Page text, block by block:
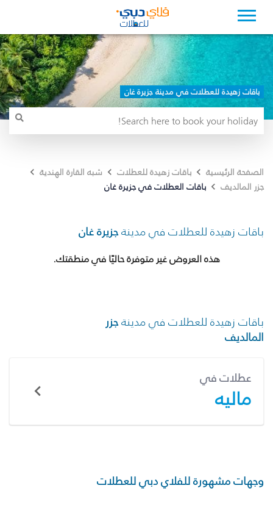
باقات زهيدة للعطلات في مدينة جزيرة غان
الصفحة الرئيسية باقات زهيدة للعطلات
شبه القارة الهندية
جزر المالديف
باقات العطلات في جزيرة غان
باقات زهيدة للعطلات في مدينةجزيرة غان
هذه العروض غير متوفرة حاليًا في منطقتك.
باقات زهيدة للعطلات في مدينةجزر
المالديف
عطلات في
ماليه
وجهات مشهورة للفلاي دبي للعطلات